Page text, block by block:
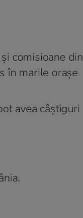
comisioane din
în marile orașe
avea câștiguri